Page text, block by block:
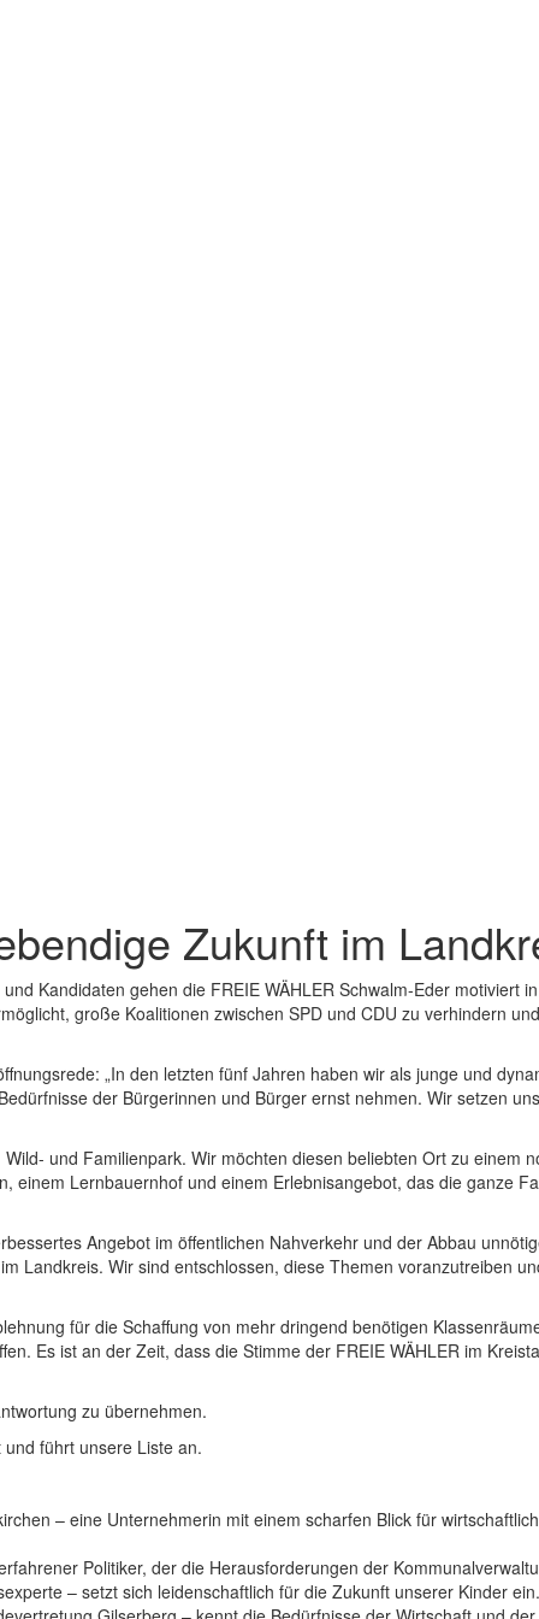
Zukunft im
Kandidaten gehen die FREIE WÄHLER Schwalm-Eder motiviert
große Koalitionen zwischen SPD und CDU zu verhindern
„In den letzten fünf Jahren haben wir als junge und
der Bürgerinnen und Bürger ernst nehmen. Wir setzen
und Familienpark. Wir möchten diesen beliebten Ort zu einem
einem Lernbauernhof und einem Erlebnisangebot, das die ganze
Angebot im öffentlichen Nahverkehr und der Abbau
Landkreis. Wir sind entschlossen, diese Themen voranzutreiben
für die Schaffung von mehr dringend benötigen
Es ist an der Zeit, dass die Stimme der FREIE WÄHLER im
zu übernehmen.
führt unsere Liste an.
– eine Unternehmerin mit einem scharfen Blick für
Politiker, der die Herausforderungen der
– setzt sich leidenschaftlich für die Zukunft unserer Kinder ein.